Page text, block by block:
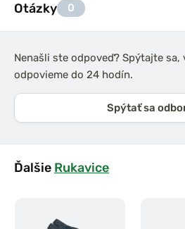
Otázky 0
Nenašli ste odpoveď? Spýtajte sa,
odpovieme do 24 hodín.
Spýtať sa
Ďalšie Rukavice